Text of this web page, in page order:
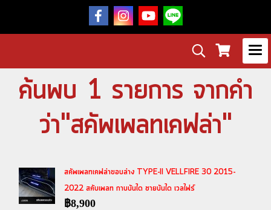
ค้นพบ 1 รายการ จากคำ
ว่า"สคัพเพลทเคฟล่า"
สคัพเพลทเคฟล่าขอบล่าง TYPE-II VELLFIRE 30 2015-
2022 สคับเพลท กาบบันได ชายบันได เวลไฟร์
฿8,900